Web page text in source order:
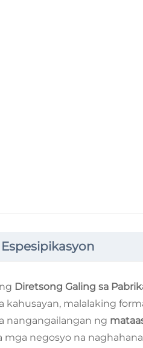
Espesipikasyon
Diretsong Galing sa
kahusayan, malalaking
nangangailangan ng
mga negosyo na